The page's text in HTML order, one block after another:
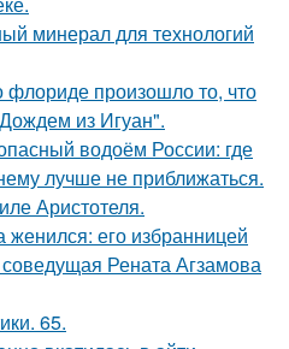
минерал для технологий
флориде произошло то, что
из Игуан".
водоём России: где
лучше не приближаться.
Аристотеля.
его избранницей
Рената Агзамова
65.